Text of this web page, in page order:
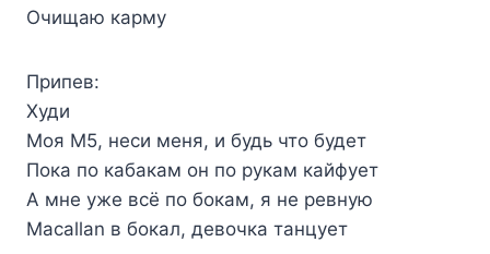
Очищаю карму
Припев:
Худи
Моя M5, неси меня, и будь что будет
Пока по кабакам он по рукам кайфует
А мне уже всё по бокам, я не ревную
Macallan в бокал, девочка танцует